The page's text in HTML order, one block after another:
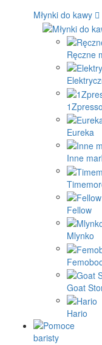
Młynki do kawy
Ręczne
1Zpresso
Eureka
Inne
Fellow
Mlynko
Goat
Hario